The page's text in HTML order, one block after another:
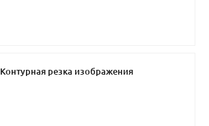
Контурная резка изображения